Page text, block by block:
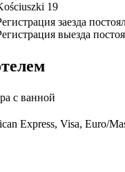
19
заезда
выезда
с ванной
Express, Visa, Euro/